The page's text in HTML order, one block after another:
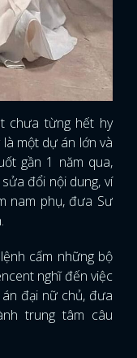
chưa từng hết hy
một dự án lớn và
gần 1 năm qua,
đổi nội dung, ví
nam phụ, đưa Sư
cấm những bộ
nghĩ đến việc
đại nữ chủ, đưa
trung tâm câu